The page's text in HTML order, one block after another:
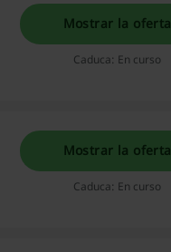
Mostrar la oferta
Caduca: En curso
Mostrar la oferta
Caduca: En curso